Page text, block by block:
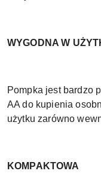
WYGODNA W
Pompka jest bardzo
AA do kupienia
użytku zarówno
KOMPAKTOWA